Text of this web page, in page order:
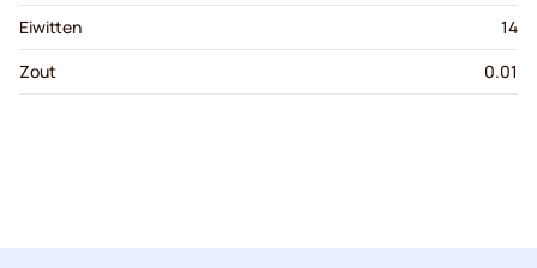
Eiwitten
14
Zout
0.01